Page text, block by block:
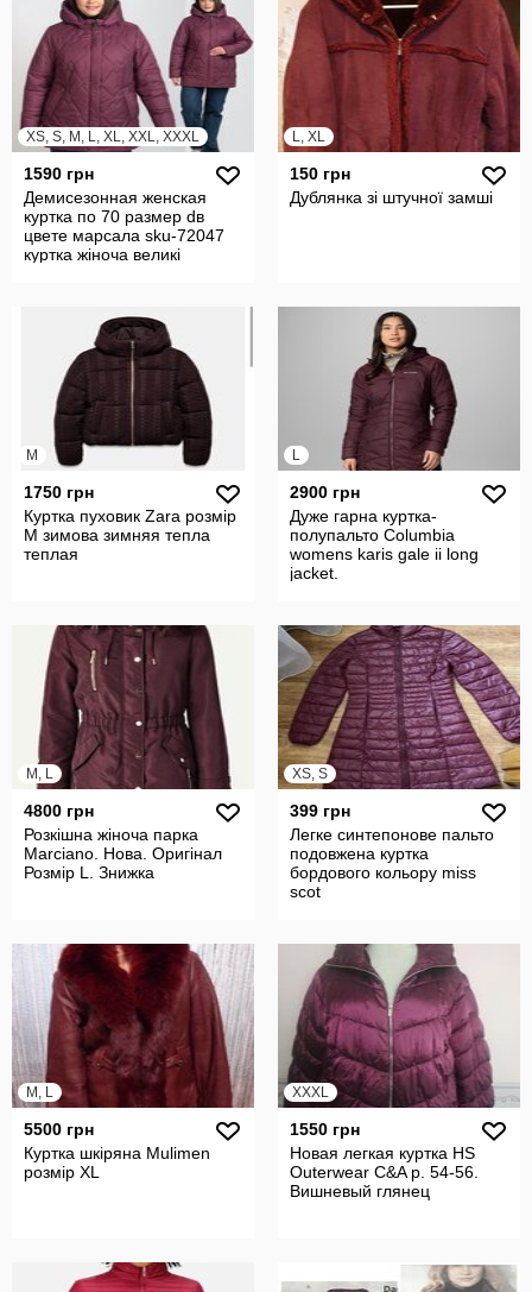
XS, S, M, L, XL, XXL, XXXL
1590 грн
Демисезонная женская
куртка по 70 размер dв
цвете марсала sku-72047
куртка жіноча великі
L, XL
150 грн
Дублянка зі штучної замші
M
1750 грн
Куртка пуховик Zara розмір
М зимова зимняя тепла
теплая
L
2900 грн
Дуже гарна куртка-
полупальто Сolumbia
womens karis gale ii long
jacket.
M, L
4800 грн
Розкішна жіноча парка
Marciano. Нова. Оригінал
Розмір L. Знижка
XS, S
399 грн
Легке синтепонове пальто
подовжена куртка
бордового кольору miss
scot
M, L
5500 грн
Куртка шкіряна Mulimen
розмір XL
XXXL
1550 грн
Новая легкая куртка HS
Outerwear C&A р. 54-56.
Вишневый глянец